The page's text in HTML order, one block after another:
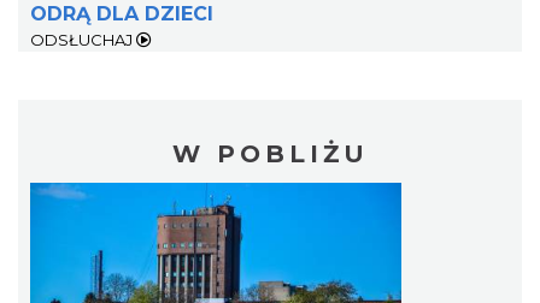
ODRĄ DLA DZIECI
ODSŁUCHAJ
W POBLIŻU